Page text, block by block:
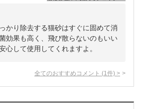
かり除去する猫砂はすぐに固めて消
効果も高く、飛び散らないのもいい
心して使用してくれますよ。
全てのおすすめコメント (1 件) >